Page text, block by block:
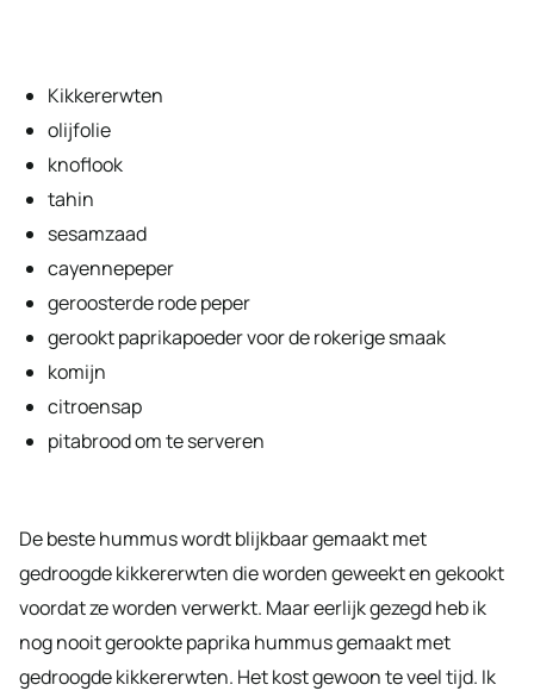
Kikkererwten
olijfolie
knoflook
tahin
sesamzaad
cayennepeper
geroosterde rode peper
gerookt paprikapoeder voor de rokerige smaak
komijn
citroensap
pitabrood om te serveren
De beste hummus wordt blijkbaar gemaakt met
gedroogde kikkererwten die worden geweekt en gekookt
voordat ze worden verwerkt. Maar eerlijk gezegd heb ik
nog nooit gerookte paprika hummus gemaakt met
gedroogde kikkererwten. Het kost gewoon te veel tijd. Ik